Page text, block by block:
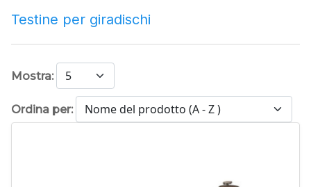
Testine per giradischi
Mostra:
Ordina per: